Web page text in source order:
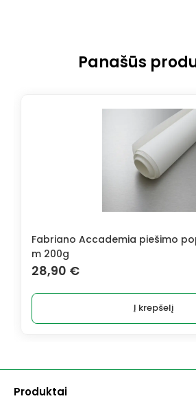
Panašūs
Fabriano Accademia piešimo
m 200g
28,90 €
Į krepšelį
Produktai